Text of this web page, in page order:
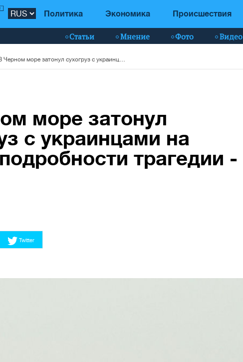
Политика Экономика Происшествия
Статьи Мнение Фото Видео
море затонул
с украинцами на
трагедии -
Twitter